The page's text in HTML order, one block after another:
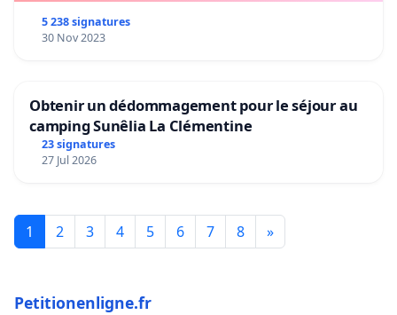
5 238 signatures
30 Nov 2023
Obtenir un dédommagement pour le séjour au
camping Sunêlia La Clémentine
23 signatures
27 Jul 2026
1 2 3 4 5 6 7 8 »
Petitionenligne.fr